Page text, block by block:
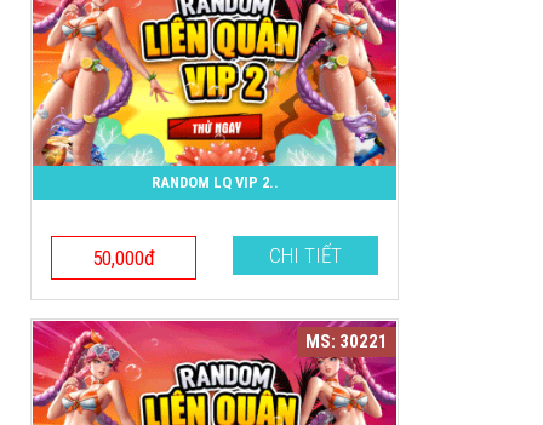
RANDOM LQ VIP 2..
50,000đ CHI TIẾT
MS: 30221